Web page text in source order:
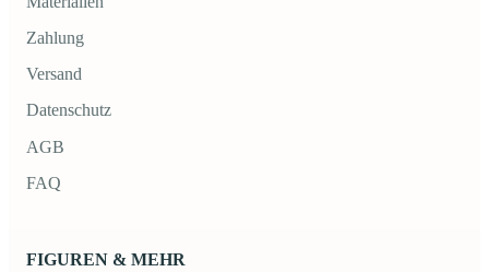
Zahlung
Versand
Datenschutz
AGB
FAQ
FIGUREN & MEHR